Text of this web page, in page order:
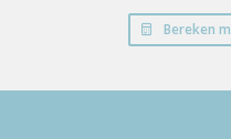
Bereken m